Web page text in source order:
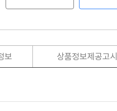
보 상품정보제공고시